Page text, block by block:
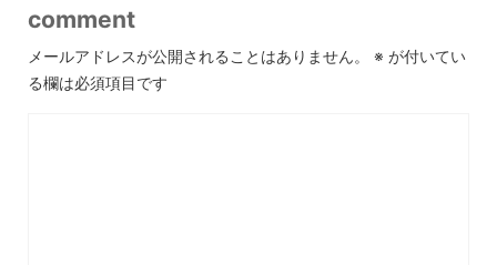
comment
メールアドレスが公開されることはありません。 ※ が付いてい
る欄は必須項目です